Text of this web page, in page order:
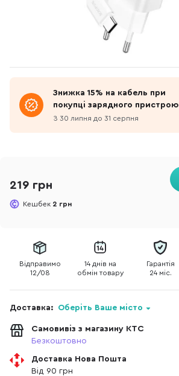
Знижка 15% на кабель при
покупці зарядного пристрою
З 30 липня до 31 серпня
219 грн
Кешбек 2 грн
Відправимо
12/08
14 днів на
обмін товару
Гарантія
24 міс.
Доставка: Оберіть Ваше місто
Самовивіз з магазину КТС
Безкоштовно
Доставка Нова Пошта
Від 90 грн